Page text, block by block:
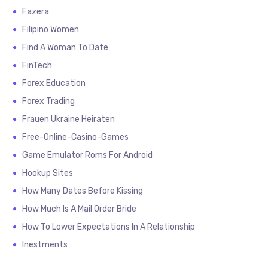
Fazera
Filipino Women
Find A Woman To Date
FinTech
Forex Education
Forex Trading
Frauen Ukraine Heiraten
Free-Online-Casino-Games
Game Emulator Roms For Android
Hookup Sites
How Many Dates Before Kissing
How Much Is A Mail Order Bride
How To Lower Expectations In A Relationship
Inestments